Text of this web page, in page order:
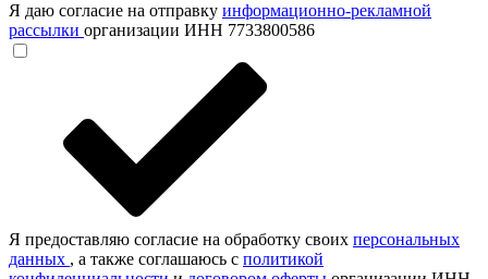
Я даю согласие на отправку информационно-рекламной
рассылки организации ИНН 7733800586
Я предоставляю согласие на обработку своих персональных
данных , а также соглашаюсь с политикой